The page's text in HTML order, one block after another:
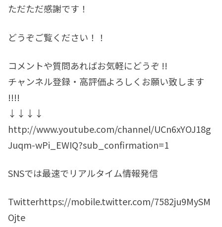
ただただ感謝です！
どうぞご覧ください！！
コメントや質問あればお気軽にどうぞ !!
チャンネル登録・高評価よろしくお願い致します
!!!!
↓↓↓↓
http://www.youtube.com/channel/UCn6xYOJ18g
Juqm-wPi_EWIQ?sub_confirmation=1
SNSでは最速でリアルタイム情報発信
Twitterhttps://mobile.twitter.com/7582ju9MySM
Ojte